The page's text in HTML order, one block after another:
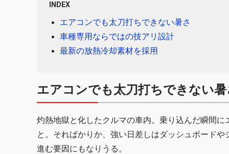
INDEX
エアコンでも太刀打ちできない暑さ
車種専用ならではの技アリ設計
最新の放熱冷却素材を採用
エアコンでも太刀打ちできない
灼熱地獄と化したクルマの車内。乗り込んだ瞬間
と。そればかりか、強い日差しはダッシュボード
進む要因にもなりうる。